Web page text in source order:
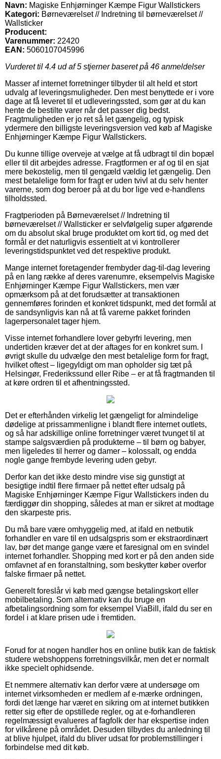
Navn: Magiske Enhjørninger Kæmpe Figur Wallstickers
Kategori: Børneværelset // Indretning til børneværelset //
Wallsticker
Producent:
Varenummer: 22420
EAN: 5060107045996
Vurderet til 4.4 ud af 5 stjerner baseret på 46 anmeldelser
Masser af internet forretninger tilbyder til alt held et stort
udvalg af leveringsmuligheder. Den mest benyttede er i vore
dage at få leveret til et udleveringssted, som gør at du kan
hente de bestilte varer når det passer dig bedst.
Fragtmuligheden er jo ret så let gængelig, og typisk
ydermere den billigste leveringsversion ved køb af Magiske
Enhjørninger Kæmpe Figur Wallstickers.
Du kunne tillige overveje at vælge at få udbragt til din bopæl
eller til dit arbejdes adresse. Fragtformen er af og til en sjat
mere bekostelig, men til gengæld vældig let gængelig. Den
mest betalelige form for fragt er uden tvivl at du selv henter
varerne, som dog beroer på at du bor lige ved e-handlens
tilholdssted.
Fragtperioden på Børneværelset // Indretning til
børneværelset // Wallsticker er selvfølgelig super afgørende
om du absolut skal bruge produktet om kort tid, og med det
formål er det naturligvis essentielt at vi kontrollerer
leveringstidspunktet ved det respektive produkt.
Mange internet foretagender frembyder dag-til-dag levering
på en lang række af deres varenumre, eksempelvis Magiske
Enhjørninger Kæmpe Figur Wallstickers, men vær
opmærksom på at det forudsætter at transaktionen
gennemføres forinden et konkret tidspunkt, med det formål at
de sandsynligvis kan nå at få varerne pakket forinden
lagerpersonalet tager hjem.
Visse internet forhandlere lover gebyrfri levering, men
undertiden kræver det at der aftages for en konkret sum. I
øvrigt skulle du udvælge den mest betalelige form for fragt,
hvilket oftest – ligegyldigt om man opholder sig tæt på
Helsingør, Frederikssund eller Ribe – er at få fragtmanden til
at køre ordren til et afhentningssted.
Det er efterhånden virkelig let gængeligt for almindelige
dødelige at prissammenligne i blandt flere internet outlets,
og så har adskillige online forretninger været tvunget til at
stampe salgsværdien på produkterne – til børn og babyer,
men ligeledes til herrer og damer – kolossalt, og endda
nogle gange frembyde levering uden gebyr.
Derfor kan det ikke desto mindre vise sig gunstigt at
besigtige indtil flere firmaer på nettet efter udsalg på
Magiske Enhjørninger Kæmpe Figur Wallstickers inden du
færdiggør din shopping, således at man er sikret at modtage
den skarpeste pris.
Du må bare være omhyggelig med, at ifald en netbutik
forhandler en vare til en udsalgspris som er ekstraordinært
lav, bør det mange gange være et faresignal om en svindel
internet forhandler. Shopping med kort er på den anden side
omfavnet af en foranstaltning, som beskytter køber overfor
falske firmaer på nettet.
Generelt foreslår vi køb med gængse betalingskort eller
mobilbetaling. Som alternativ kan du bruge en
afbetalingsordning som for eksempel ViaBill, ifald du ser en
fordel i at klare prisen ude i fremtiden.
Forud for at nogen handler hos en online butik kan de faktisk
studere webshoppens forretningsvilkår, men det er normalt
ikke specielt ophidsende.
Et nemmere alternativ kan derfor være at undersøge om
internet virksomheden er medlem af e-mærke ordningen,
fordi det længe har været en sikring om at internet butikken
retter sig efter de opstillede regler, og at e-forhandleren
regelmæssigt evalueres af fagfolk der har ekspertise inden
for vilkårene på området. Desuden tilbydes du anledning til
at blive hjulpet, ifald du bliver udsat for problemstillinger i
forbindelse med dit køb.